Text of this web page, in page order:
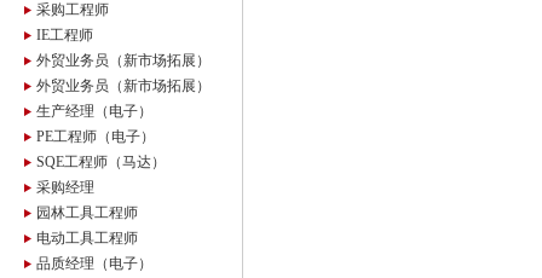
采购工程师
IE工程师
外贸业务员（新市场拓展）
外贸业务员（新市场拓展）
生产经理（电子）
PE工程师（电子）
SQE工程师（马达）
采购经理
园林工具工程师
电动工具工程师
品质经理（电子）